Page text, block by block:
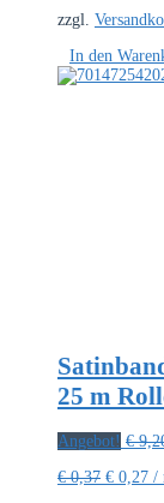
zzgl.
In den
25 m
Angebot! €
€0,37 € 0,27 /